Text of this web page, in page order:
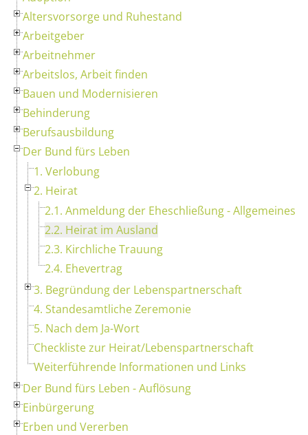
Altersvorsorge und Ruhestand
Arbeitgeber
Arbeitnehmer
Arbeitslos, Arbeit finden
Bauen und Modernisieren
Behinderung
Berufsausbildung
Der Bund fürs Leben
1. Verlobung
2. Heirat
2.1. Anmeldung der Eheschließung - Allgemeines
2.2. Heirat im Ausland
2.3. Kirchliche Trauung
2.4. Ehevertrag
3. Begründung der Lebenspartnerschaft
4. Standesamtliche Zeremonie
5. Nach dem Ja-Wort
Checkliste zur Heirat/Lebenspartnerschaft
Weiterführende Informationen und Links
Der Bund fürs Leben - Auflösung
Einbürgerung
Erben und Vererben